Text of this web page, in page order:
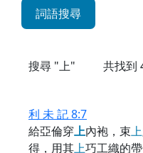
詞語搜尋
搜尋 "上" 共找到
利 未 記 8:7
給亞倫穿上內袍，束上
得，用其上巧工織的